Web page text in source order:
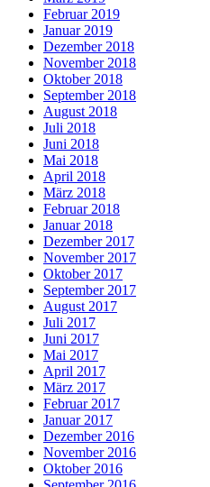
Februar 2019
Januar 2019
Dezember 2018
November 2018
Oktober 2018
September 2018
August 2018
Juli 2018
Juni 2018
Mai 2018
April 2018
März 2018
Februar 2018
Januar 2018
Dezember 2017
November 2017
Oktober 2017
September 2017
August 2017
Juli 2017
Juni 2017
Mai 2017
April 2017
März 2017
Februar 2017
Januar 2017
Dezember 2016
November 2016
Oktober 2016